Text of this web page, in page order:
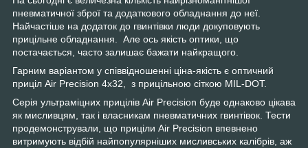
пневматичної зброї та додаткового обладнання до неї.
Найчастіше на додаток до гвинтівки люди докуповують
прицільне обладнання. Але ось якість оптики, що
постачається, часто залишає бажати найкращого.
Гарним варіантом у співвідношенні ціна-якість є оптичний
приціл Air Precision 4х32, з прицільною сіткою MIL-DOT.
Серія ультраміцних прицілів Air Precision буде однаково цікава
як мисливцям, так і власникам пневматичних гвинтівок. Тести
продемонстрували, що приціли Air Precision впевнено
витримують відбій найпопулярніших мисливських калібрів, аж